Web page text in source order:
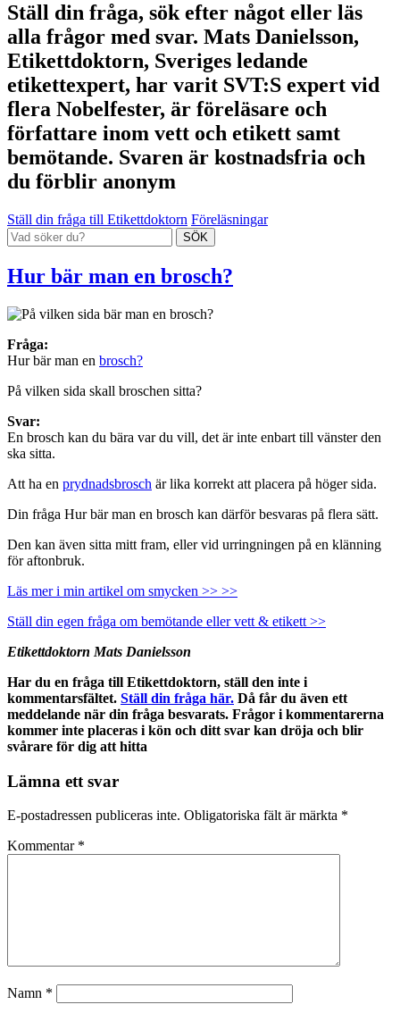
Ställ din fråga, sök efter något eller läs
alla frågor med svar. Mats Danielsson,
Etikettdoktorn, Sveriges ledande
etikettexpert, har varit SVT:S expert vid
flera Nobelfester, är föreläsare och
författare inom vett och etikett samt
bemötande. Svaren är kostnadsfria och
du förblir anonym
Ställ din fråga till Etikettdoktorn Föreläsningar
Hur bär man en brosch?
Fråga:
Hur bär man en brosch?
På vilken sida skall broschen sitta?
Svar:
En brosch kan du bära var du vill, det är inte enbart till vänster den
ska sitta.
Att ha en prydnadsbrosch är lika korrekt att placera på höger sida.
Din fråga Hur bär man en brosch kan därför besvaras på flera sätt.
Den kan även sitta mitt fram, eller vid urringningen på en klänning
för aftonbruk.
Läs mer i min artikel om smycken >> >>
Ställ din egen fråga om bemötande eller vett & etikett >>
Etikettdoktorn Mats Danielsson
Har du en fråga till Etikettdoktorn, ställ den inte i
kommentarsfältet. Ställ din fråga här. Då får du även ett
meddelande när din fråga besvarats. Frågor i kommentarerna
kommer inte placeras i kön och ditt svar kan dröja och blir
svårare för dig att hitta
Lämna ett svar
E-postadressen publiceras inte. Obligatoriska fält är märkta *
Kommentar *
Namn *